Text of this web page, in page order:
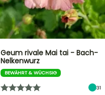
Geum rivale Mai tai - Bach-
Nelkenwurz
BEWÄHRT & WÜCHSIG
31